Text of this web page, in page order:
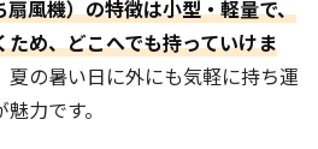
風機）の特徴は小型・軽量で、
め、どこへでも持っていけま
夏の暑い日に外にも気軽に持ち運
力です。